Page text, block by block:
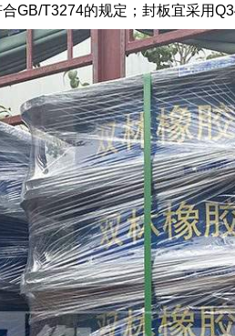
GB/T3274的规定；封板宜采用